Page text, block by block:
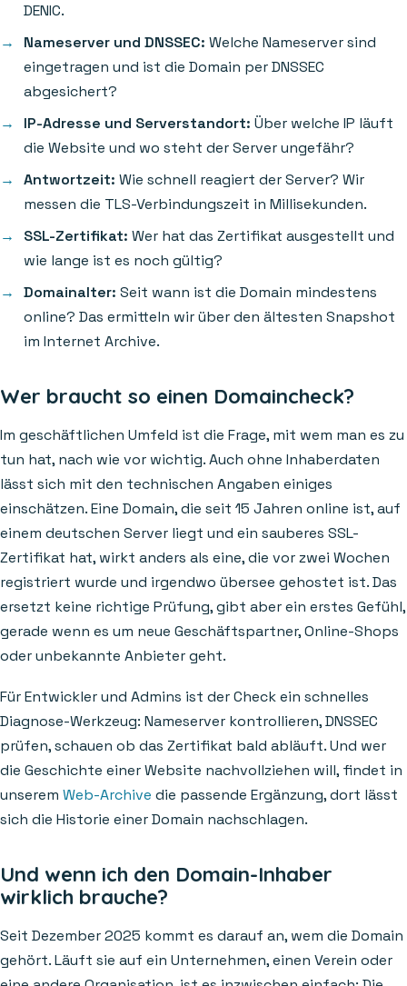
DENIC.
Nameserver und DNSSEC: Welche Nameserver sind
eingetragen und ist die Domain per DNSSEC
abgesichert?
IP-Adresse und Serverstandort: Über welche IP läuft
die Website und wo steht der Server ungefähr?
Antwortzeit: Wie schnell reagiert der Server? Wir
messen die TLS-Verbindungszeit in Millisekunden.
SSL-Zertifikat: Wer hat das Zertifikat ausgestellt und
wie lange ist es noch gültig?
Domainalter: Seit wann ist die Domain mindestens
online? Das ermitteln wir über den ältesten Snapshot
im Internet Archive.
Wer braucht so einen Domaincheck?
Im geschäftlichen Umfeld ist die Frage, mit wem man es zu
tun hat, nach wie vor wichtig. Auch ohne Inhaberdaten
lässt sich mit den technischen Angaben einiges
einschätzen. Eine Domain, die seit 15 Jahren online ist, auf
einem deutschen Server liegt und ein sauberes SSL-
Zertifikat hat, wirkt anders als eine, die vor zwei Wochen
registriert wurde und irgendwo übersee gehostet ist. Das
ersetzt keine richtige Prüfung, gibt aber ein erstes Gefühl,
gerade wenn es um neue Geschäftspartner, Online-Shops
oder unbekannte Anbieter geht.
Für Entwickler und Admins ist der Check ein schnelles
Diagnose-Werkzeug: Nameserver kontrollieren, DNSSEC
prüfen, schauen ob das Zertifikat bald abläuft. Und wer
die Geschichte einer Website nachvollziehen will, findet in
unserem Web-Archive die passende Ergänzung, dort lässt
sich die Historie einer Domain nachschlagen.
Und wenn ich den Domain-Inhaber
wirklich brauche?
Seit Dezember 2025 kommt es darauf an, wem die Domain
gehört. Läuft sie auf ein Unternehmen, einen Verein oder